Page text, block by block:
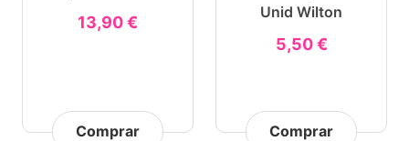
13,90 €
Comprar
Unid Wilton
5,50 €
Comprar